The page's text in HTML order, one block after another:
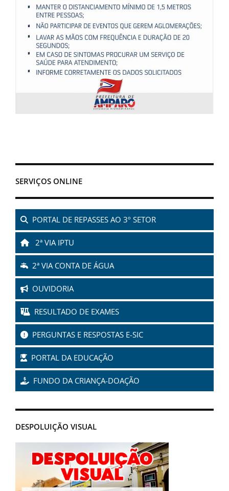
SERVIÇOS ONLINE
PORTAL DE REPASSES AO 3º SETOR
2ª VIA IPTU
2ª VIA CONTA DE ÁGUA
OUVIDORIA
RESULTADO DE EXAMES
PERGUNTAS E RESPOSTAS E-SIC
PORTAL DA EDUCAÇÃO
FUNDO DA CRIANÇA-DOAÇÃO
DESPOLUIÇÃO VISUAL